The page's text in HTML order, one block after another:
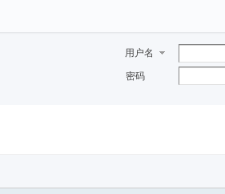
用户名
密码